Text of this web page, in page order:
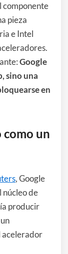
componente
pieza
e Intel
Google
sino una
en
un
, Google
núcleo de
producir
acelerador